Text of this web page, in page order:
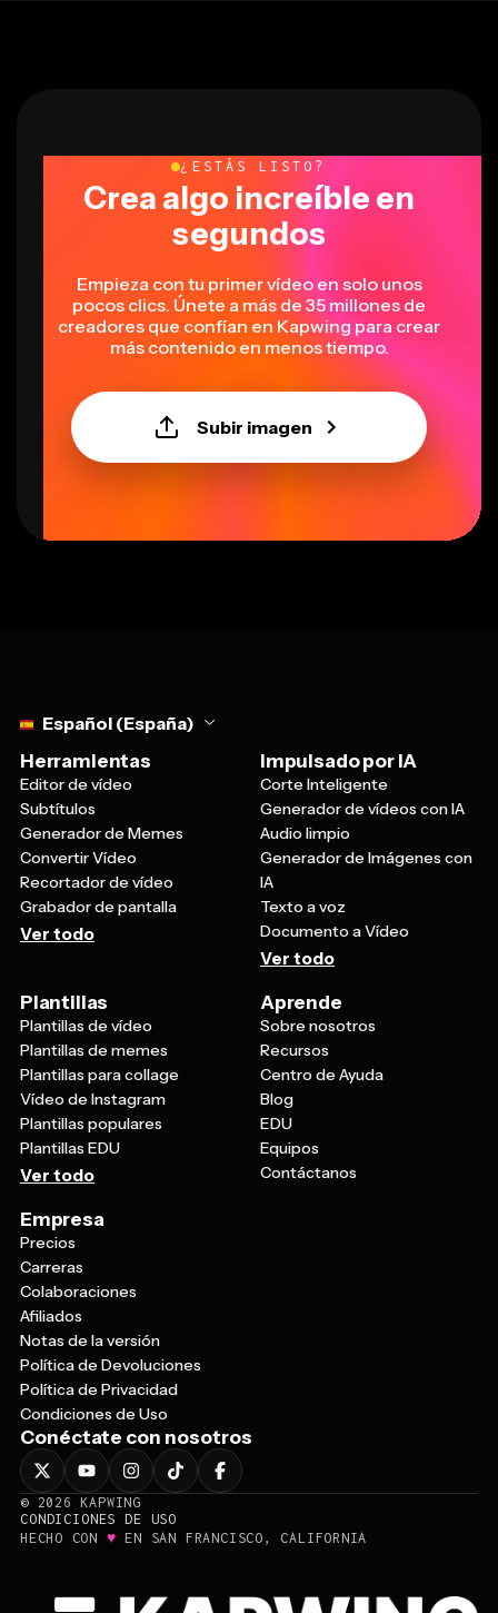
¿ESTÁS LISTO?
Crea algo increíble en
segundos
Empieza con tu primer vídeo en solo unos
pocos clics. Únete a más de 35 millones de
creadores que confían en Kapwing para crear
más contenido en menos tiempo.
Subir imagen
Español (España)
Herramientas
Editor de vídeo
Subtítulos
Generador de Memes
Convertir Vídeo
Recortador de vídeo
Grabador de pantalla
Ver todo
Impulsado por IA
Corte Inteligente
Generador de vídeos con IA
Audio limpio
Generador de Imágenes con
IA
Texto a voz
Documento a Vídeo
Ver todo
Plantillas
Plantillas de vídeo
Plantillas de memes
Plantillas para collage
Vídeo de Instagram
Plantillas populares
Plantillas EDU
Ver todo
Aprende
Sobre nosotros
Recursos
Centro de Ayuda
Blog
EDU
Equipos
Contáctanos
Empresa
Precios
Carreras
Colaboraciones
Afiliados
Notas de la versión
Política de Devoluciones
Política de Privacidad
Condiciones de Uso
Conéctate con nosotros
© 2026
KAPWING
CONDICIONES DE USO
HECHO CON ♥ EN SAN FRANCISCO, CALIFORNIA